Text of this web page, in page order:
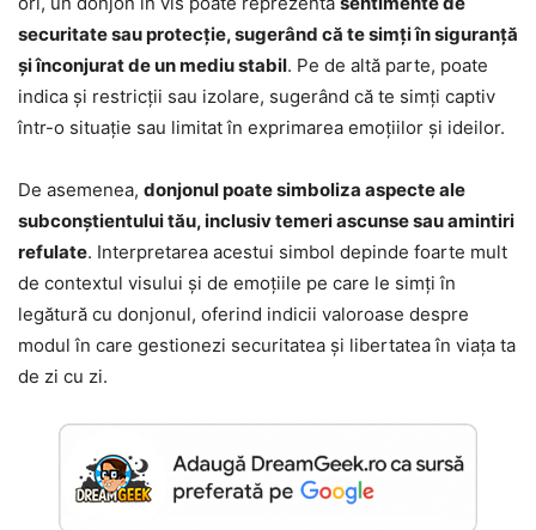
securitate sau protecție, sugerând că te simți în siguranță
și înconjurat de un mediu stabil. Pe de altă parte, poate
indica și restricții sau izolare, sugerând că te simți captiv
într-o situație sau limitat în exprimarea emoțiilor și ideilor.
De asemenea, donjonul poate simboliza aspecte ale
subconștientului tău, inclusiv temeri ascunse sau amintiri
refulate. Interpretarea acestui simbol depinde foarte mult
de contextul visului și de emoțiile pe care le simți în
legătură cu donjonul, oferind indicii valoroase despre
modul în care gestionezi securitatea și libertatea în viața ta
de zi cu zi.